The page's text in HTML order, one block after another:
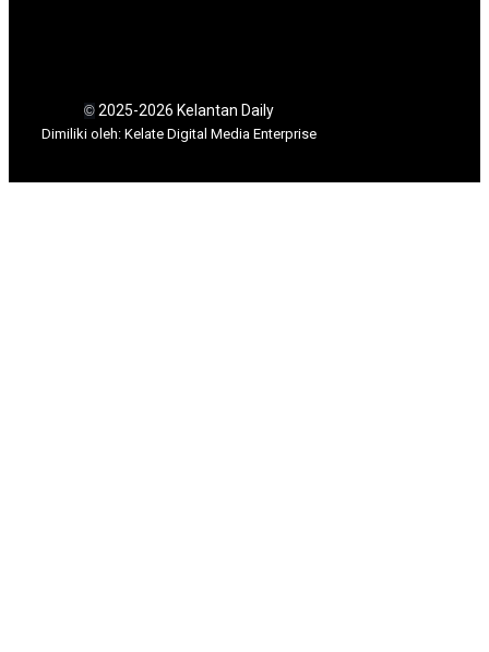
©2025-2026 Kelantan Daily
Dimiliki oleh: Kelate Digital Media Enterprise